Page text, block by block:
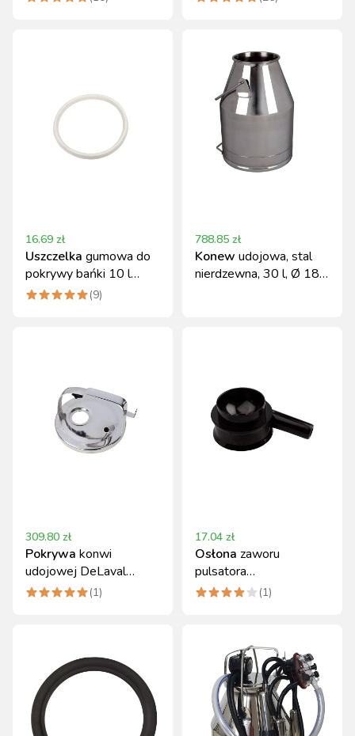
16.69 zł
Uszczelka gumowa do
pokrywy bańki 10 l
Canagri
(9)
788.85 zł
Konew udojowa, stal
nierdzewna, 30 l, Ø 180
309.80 zł
Pokrywa konwi
udojowej DeLaval
komplet do montażu
(1)
17.04 zł
Osłona zaworu
pulsatora
hydraulicznego typ 102
(1)